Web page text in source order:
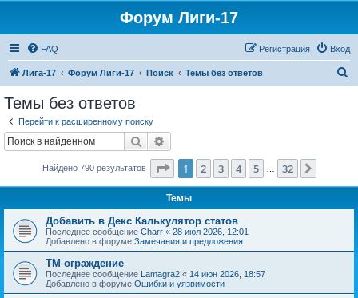
Форум Лиги-17
FAQ Вход
Регистрация
Лига-17 Форум Лиги-17 Поиск Темы без ответов
Темы без ответов
Перейти к расширенному поиску
Поиск
Найдено 790 результатов Страница из 32
1 2 3 4 5 32
Темы
Добавить в Декс Калькулятор статов
Последнее сообщение Charr « 28 июл 2026, 12:01
Добавлено в форуме Замечания и предложения
ТМ ограждение
Последнее сообщение Lamagra2 « 14 июн 2026, 18:57
Добавлено в форуме Ошибки и уязвимости